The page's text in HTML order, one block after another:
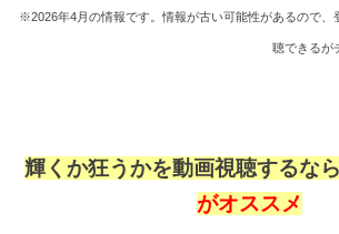
※2026年4月の情報です。情報が古い可能性があるので、
聴できるが
輝くか狂うかを動画視聴するな
がオススメ